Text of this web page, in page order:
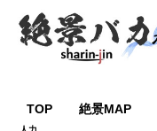
TOP 絶景MAP